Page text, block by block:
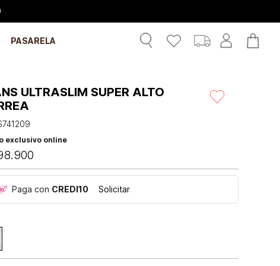
PASARELA
ULTRASLIM SUPER ALTO
exclusivo online
.900
Paga con CREDI10 Solicitar